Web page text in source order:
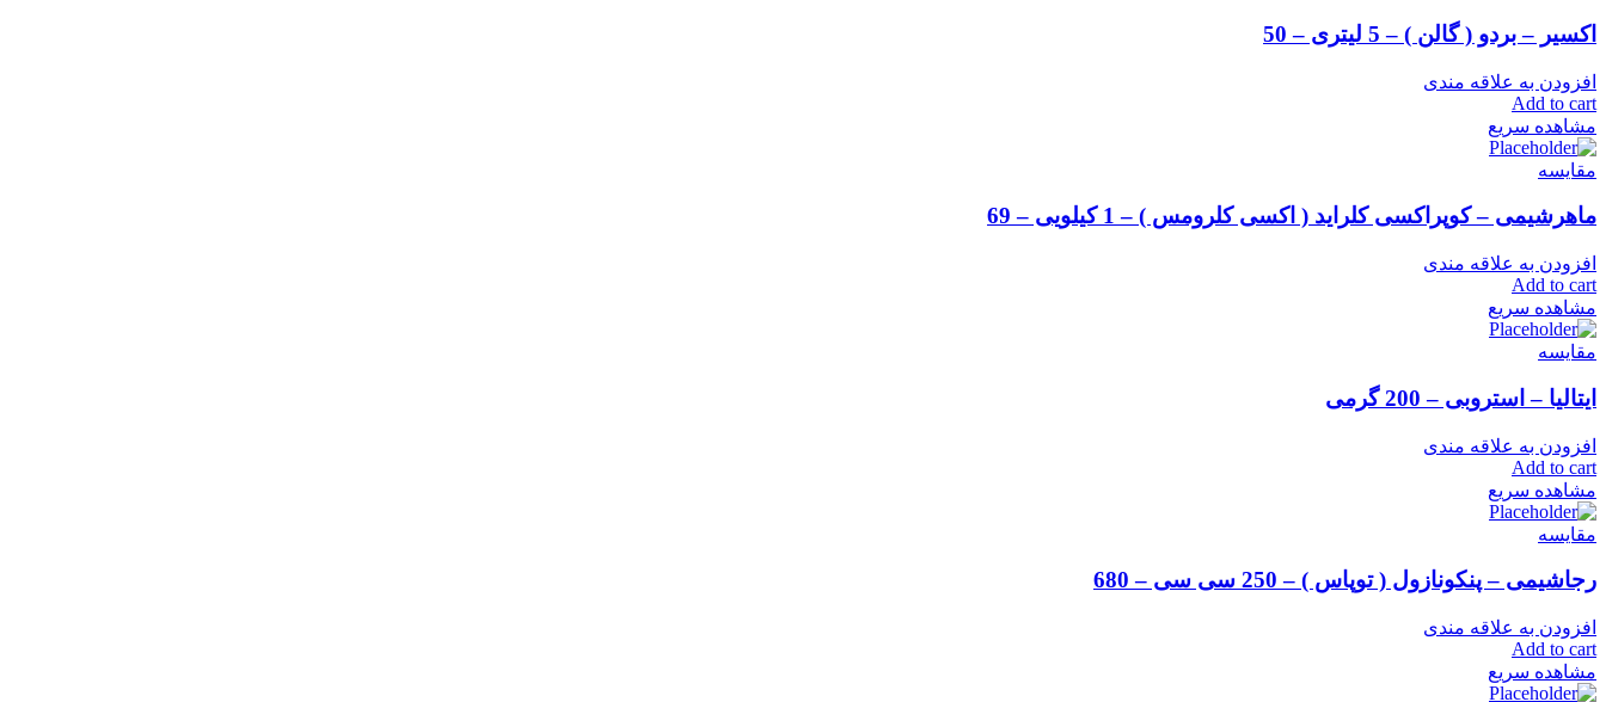
اکسیر – بردو ( گالن ) – 5 لیتری – 50
افزودن به علاقه مندی
Add to cart
مشاهده سریع
مقایسه
ماهرشیمی – کوپراکسی کلراید ( اکسی کلرومس ) – 1 کیلویی – 69
افزودن به علاقه مندی
Add to cart
مشاهده سریع
مقایسه
ایتالیا – استروبی – 200 گرمی
افزودن به علاقه مندی
Add to cart
مشاهده سریع
مقایسه
رجاشیمی – پنکونازول ( توپاس ) – 250 سی سی – 680
افزودن به علاقه مندی
Add to cart
مشاهده سریع